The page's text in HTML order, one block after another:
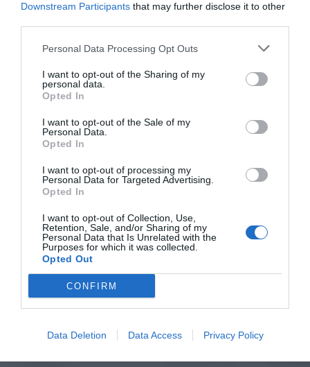
Downstream Participants that may further disclose it to other
Personal Data Processing Opt Outs
I want to opt-out of the Sharing of my
personal data.
Opted In
I want to opt-out of the Sale of my
Personal Data.
Opted In
I want to opt-out of processing my
Personal Data for Targeted Advertising.
Opted In
I want to opt-out of Collection, Use,
Retention, Sale, and/or Sharing of my
Personal Data that Is Unrelated with the
Purposes for which it was collected.
Opted Out
CONFIRM
Data Deletion Data Access Privacy Policy